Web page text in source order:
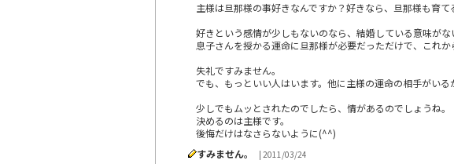
主様は旦那様の事好きなんですか？好きなら、旦那様も育
好きという感情が少しもないのなら、結婚している意味がな
息子さんを授かる運命に旦那様が必要だっただけで、これか
失礼ですみません。
でも、もっといい人はいます。他に主様の運命の相手がいる
少しでもムッとされたのでしたら、情があるのでしょうね。
決めるのは主様です。
後悔だけはなさらないように(^^)
すみません。
| 2011/03/24